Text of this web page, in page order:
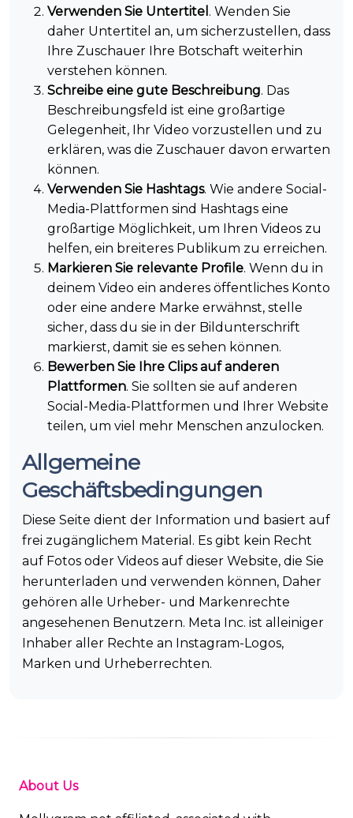
Verwenden Sie Untertitel . Wenden Sie
daher Untertitel an, um sicherzustellen, dass
Ihre Zuschauer Ihre Botschaft weiterhin
verstehen können.
Schreibe eine gute Beschreibung. Das
Beschreibungsfeld ist eine großartige
Gelegenheit, Ihr Video vorzustellen und zu
erklären, was die Zuschauer davon erwarten
können.
Verwenden Sie Hashtags. Wie andere Social-
Media-Plattformen sind Hashtags eine
großartige Möglichkeit, um Ihren Videos zu
helfen, ein breiteres Publikum zu erreichen.
Markieren Sie relevante Profile. Wenn du in
deinem Video ein anderes öffentliches Konto
oder eine andere Marke erwähnst, stelle
sicher, dass du sie in der Bildunterschrift
markierst, damit sie es sehen können.
Bewerben Sie Ihre Clips auf anderen
Plattformen. Sie sollten sie auf anderen
Social-Media-Plattformen und Ihrer Website
teilen, um viel mehr Menschen anzulocken.
Allgemeine
Geschäftsbedingungen
Diese Seite dient der Information und basiert auf
frei zugänglichem Material. Es gibt kein Recht
auf Fotos oder Videos auf dieser Website, die Sie
herunterladen und verwenden können, Daher
gehören alle Urheber- und Markenrechte
angesehenen Benutzern. Meta Inc. ist alleiniger
Inhaber aller Rechte an Instagram-Logos,
Marken und Urheberrechten.
About Us